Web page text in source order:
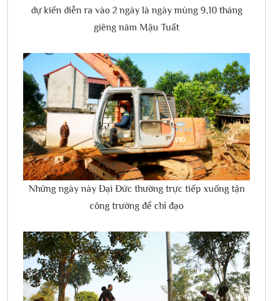
dự kiến diễn ra vào 2 ngày là ngày mùng 9,10 tháng
giêng năm Mậu Tuất
Những ngày này Đại Đức thường trực tiếp xuống tận
công trường để chỉ đạo